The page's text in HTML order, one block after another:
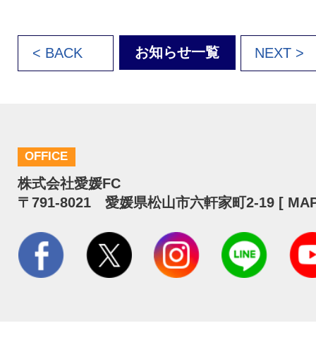
< BACK お知らせ一覧 NEXT >
OFFICE
株式会社愛媛FC
〒791-8021 愛媛県松山市六軒家町2-19 [